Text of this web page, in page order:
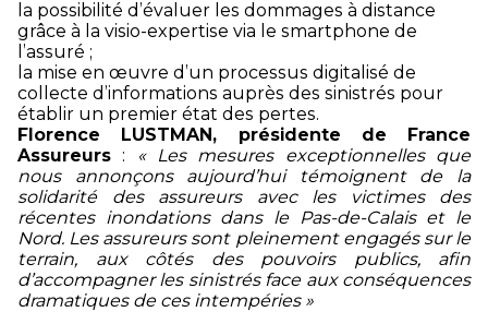
la possibilité d’évaluer les dommages à distance
grâce à la visio-expertise via le smartphone de
l’assuré ;
la mise en œuvre d’un processus digitalisé de
collecte d’informations auprès des sinistrés pour
établir un premier état des pertes.
Florence LUSTMAN, présidente de France
Assureurs : «
Les mesures exceptionnelles que
nous annonçons aujourd’hui témoignent de la
solidarité des assureurs avec les victimes des
récentes inondations dans le Pas-de-Calais et le
Nord. Les assureurs sont pleinement engagés sur le
terrain, aux côtés des pouvoirs publics, afin
d’accompagner les sinistrés face aux conséquences
dramatiques de ces intempéries »